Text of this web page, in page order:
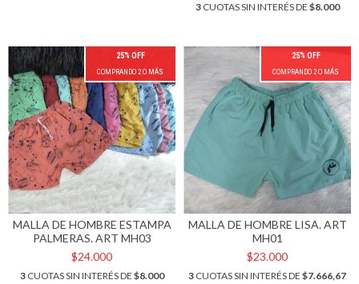
3CUOTAS SIN INTERÉS DE $8.000
25% OFF
COMPRANDO 2 O MÁS
MALLA DE HOMBRE ESTAMPA
PALMERAS. ART MH03
$24.000
3CUOTAS SIN INTERÉS DE $8.000
25% OFF
COMPRANDO 2 O MÁS
MALLA DE HOMBRE LISA. ART
MH01
$23.000
3 CUOTAS SIN INTERÉS DE $7.666,67